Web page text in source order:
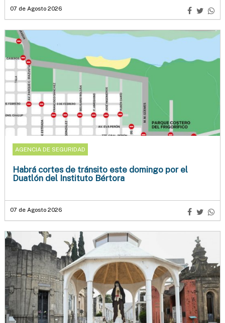
07 de Agosto 2026
AGENCIA DE SEGURIDAD
Habrá cortes de tránsito este domingo por el
Duatlón del Instituto Bértora
07 de Agosto 2026